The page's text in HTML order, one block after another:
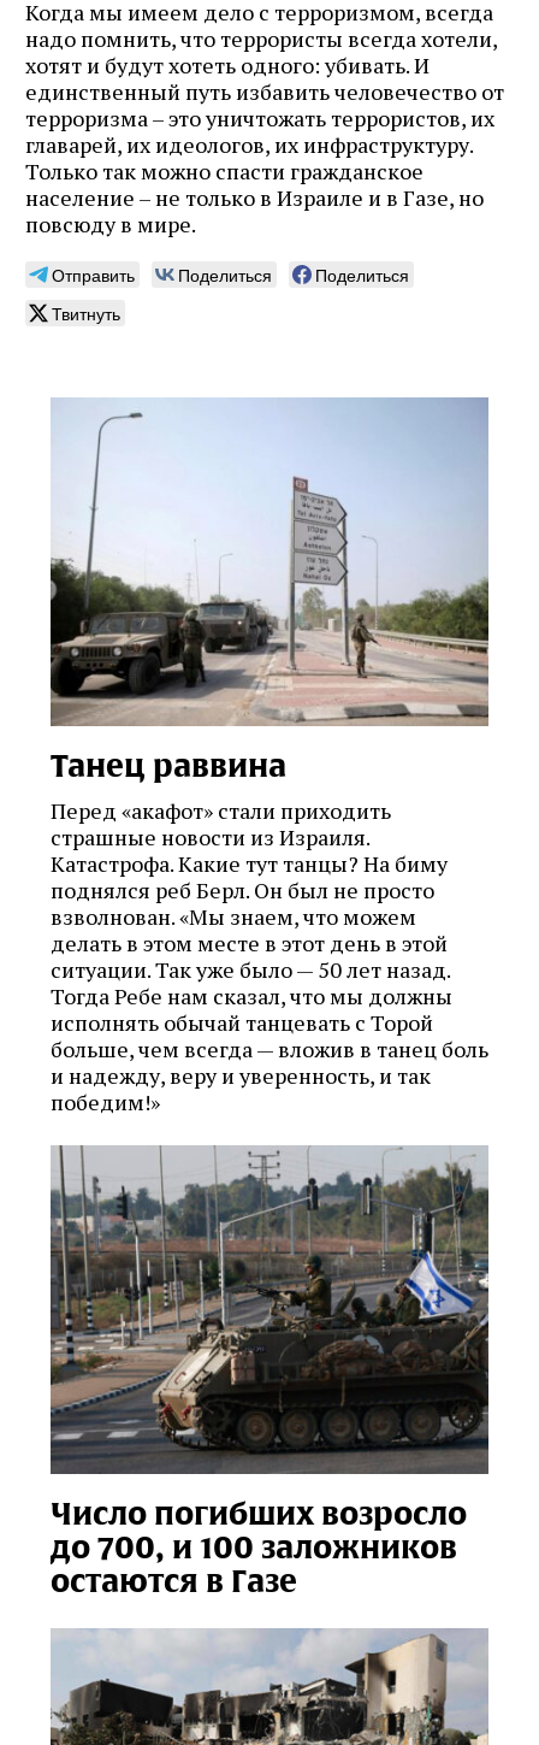
Когда мы имеем дело с терроризмом, всегда
надо помнить, что террористы всегда хотели,
хотят и будут хотеть одного: убивать. И
единственный путь избавить человечество от
терроризма – это уничтожать террористов, их
главарей, их идеологов, их инфраструктуру.
Только так можно спасти гражданское
население – не только в Израиле и в Газе, но
повсюду в мире.
Отправить Поделиться
Поделиться
Твитнуть
Танец раввина
Перед «акафот» стали приходить
страшные новости из Израиля.
Катастрофа. Какие тут танцы? На биму
поднялся реб Берл. Он был не просто
взволнован. «Мы знаем, что можем
делать в этом месте в этот день в этой
ситуации. Так уже было — 50 лет назад.
Тогда Ребе нам сказал, что мы должны
исполнять обычай танцевать с Торой
больше, чем всегда — вложив в танец боль
и надежду, веру и уверенность, и так
победим!»
Число погибших возросло
до 700, и 100 заложников
остаются в Газе